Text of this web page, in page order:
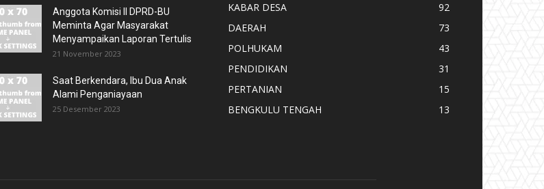
Anggota Komisi II DPRD-BU
Meminta Agar Masyarakat
Menyampaikan Laporan Tertulis
21 November 2023
Saat Berkendara, Ibu Dua Anak
Alami Penganiayaan
25 Desember 2023
KABAR DESA
92
DAERAH
73
POLHUKAM
43
PENDIDIKAN
31
PERTANIAN
15
BENGKULU TENGAH
13